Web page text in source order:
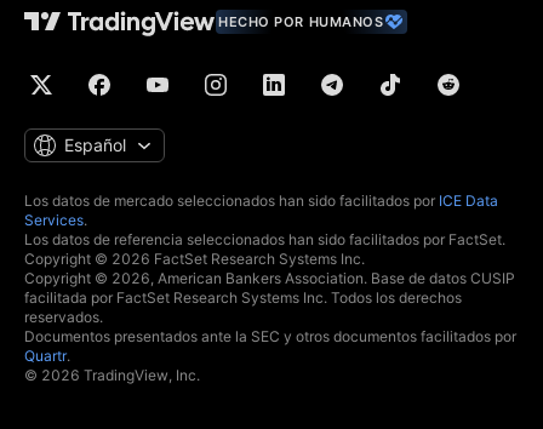
globales
contextuales en
tiempo real
Listas de interés
económicos y de
resultados
Curvas de
rendimiento
Trading
Operar a través de
brókers
HECHO POR HUMANOS
Español
Los datos de mercado seleccionados han sido facilitados por ICE Data
Services.
Los datos de referencia seleccionados han sido facilitados por FactSet.
Copyright © 2026 FactSet Research Systems Inc.
Copyright © 2026, American Bankers Association. Base de datos CUSIP
facilitada por FactSet Research Systems Inc. Todos los derechos
reservados.
Documentos presentados ante la SEC y otros documentos facilitados por
Quartr.
© 2026 TradingView, Inc.